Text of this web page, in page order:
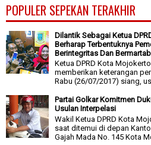
POPULER SEPEKAN TERAKHIR
Dilantik Sebagai Ketua
Berharap Terbentuknya
Berintegritas Dan
Ketua DPRD Kota
memberikan keterangan
Rabu (26/07/2017) siang,
Partai Golkar Komitmen
Usulan Interpelasi
Wakil Ketua DPRD Kota
saat ditemui di depan
Gajah Mada No. 145 Kota